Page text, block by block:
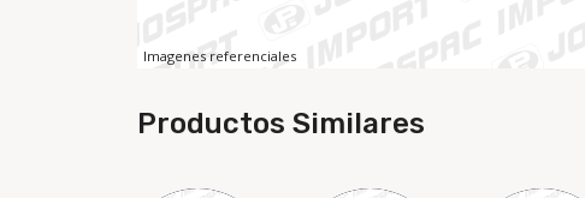
Imagenes referenciales
Productos Similares